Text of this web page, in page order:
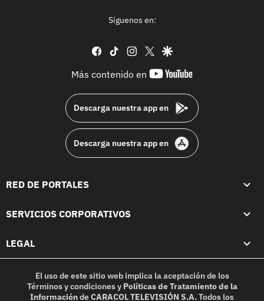
Síguenos en:
facebook
tiktok instagram
twittergoogle
Más contenido en
youtube-
Descarga nuestra app en
Descarga nuestra app en
RED DE PORTALES
SERVICIOS CORPORATIVOS
LEGAL
El uso de este sitio web implica la aceptación de los
Términos y condicionesy Políticas de Tratamiento de la
InformacióndeCARACOL TELEVISIÓN S.A.Todos los